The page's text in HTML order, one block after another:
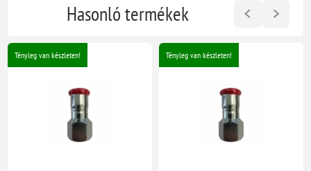
Hasonló termékek
Tényleg van készleten! Tényleg van készleten!